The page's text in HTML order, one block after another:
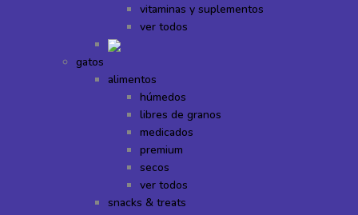
vitaminas y suplementos
ver todos
gatos
alimentos
húmedos
libres de granos
medicados
premium
secos
ver todos
snacks & treats